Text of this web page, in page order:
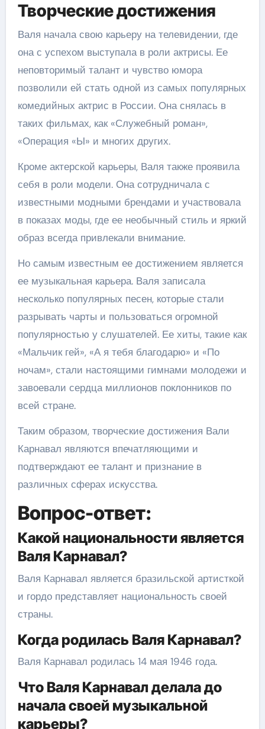
Творческие достижения
Валя начала свою карьеру на телевидении, где
она с успехом выступала в роли актрисы. Ее
неповторимый талант и чувство юмора
позволили ей стать одной из самых популярных
комедийных актрис в России. Она снялась в
таких фильмах, как «Служебный роман»,
«Операция «Ы» и многих других.
Кроме актерской карьеры, Валя также проявила
себя в роли модели. Она сотрудничала с
известными модными брендами и участвовала
в показах моды, где ее необычный стиль и яркий
образ всегда привлекали внимание.
Но самым известным ее достижением является
ее музыкальная карьера. Валя записала
несколько популярных песен, которые стали
разрывать чарты и пользоваться огромной
популярностью у слушателей. Ее хиты, такие как
«Мальчик гей», «А я тебя благодарю» и «По
ночам», стали настоящими гимнами молодежи и
завоевали сердца миллионов поклонников по
всей стране.
Таким образом, творческие достижения Вали
Карнавал являются впечатляющими и
подтверждают ее талант и признание в
различных сферах искусства.
Вопрос-ответ:
Какой национальности является
Валя Карнавал?
Валя Карнавал является бразильской артисткой
и гордо представляет национальность своей
страны.
Когда родилась Валя Карнавал?
Валя Карнавал родилась 14 мая 1946 года.
Что Валя Карнавал делала до
начала своей музыкальной
карьеры?